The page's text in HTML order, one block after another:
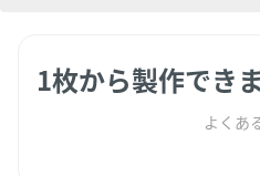
1枚から製作でき
よくあ